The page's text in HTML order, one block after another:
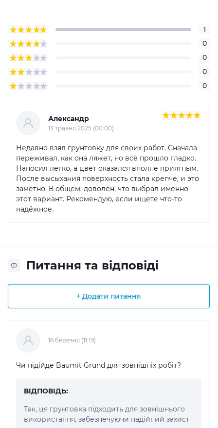
1
0
0
0
0
Александр
13 травня 2025 (00:00)
Недавно взял грунтовку для своих работ. Сначала
переживал, как она ляжет, но всё прошло гладко.
Наносил легко, а цвет оказался вполне приятным.
После высыхания поверхность стала крепче, и это
заметно. В общем, доволен, что выбрал именно
этот вариант. Рекомендую, если ищете что-то
надёжное.
Питання та відповіді
+ Додати питання
16 березня (11:19)
Чи підійде Baumit Grund для зовнішніх робіт?
ВІДПОВІДЬ:
Так, ця грунтовка підходить для зовнішнього
використання, забезпечуючи надійний захист